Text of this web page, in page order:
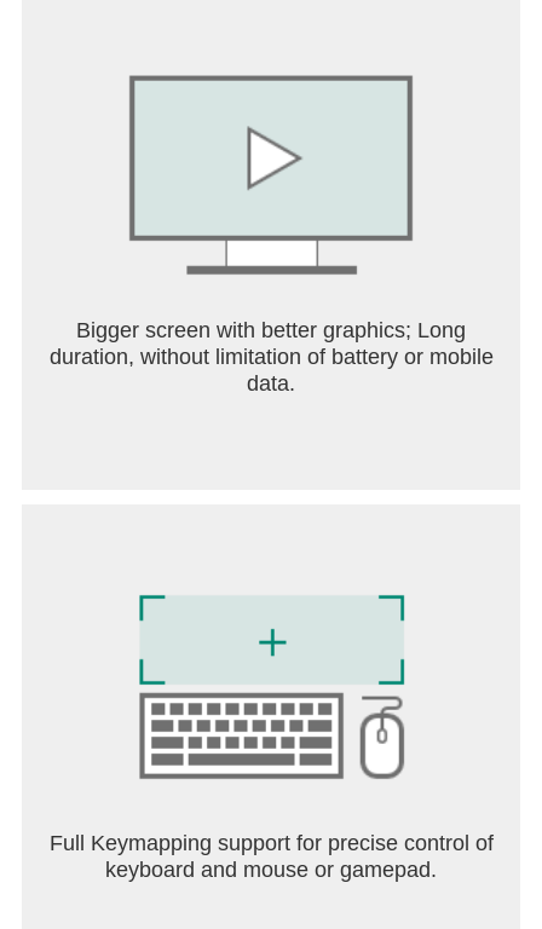
so you can beat the big boss at the end!
Bigger screen with better graphics; Long
duration, without limitation of battery or mobile
data.
Full Keymapping support for precise control of
keyboard and mouse or gamepad.